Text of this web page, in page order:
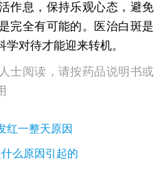
作息，保持乐观心态，避免
完全有可能的。医治白斑是
对待才能迎来转机。
士阅读，请按药品说明书或
红一整天原因
么原因引起的